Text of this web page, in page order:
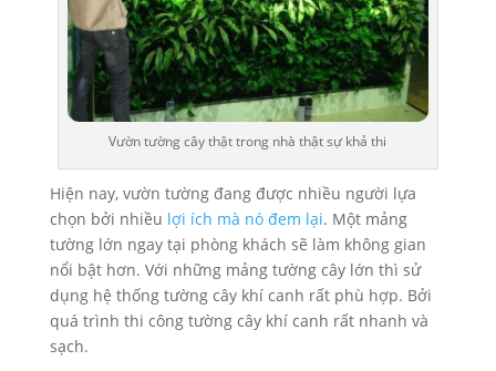
Vườn tường cây thật trong nhà thật sự khả thi
Hiện nay, vườn tường đang được nhiều người lựa
chọn bởi nhiều lợi ích mà nó đem lại. Một mảng
tường lớn ngay tại phòng khách sẽ làm không gian
nổi bật hơn. Với những mảng tường cây lớn thì sử
dụng hệ thống tường cây khí canh rất phù hợp. Bởi
quá trình thi công tường cây khí canh rất nhanh và
sạch.